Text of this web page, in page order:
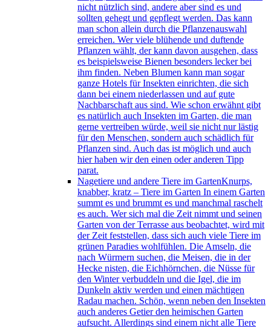
nicht nützlich sind, andere aber sind es und
sollten gehegt und gepflegt werden. Das kann
man schon allein durch die Pflanzenauswahl
erreichen. Wer viele blühende und duftende
Pflanzen wählt, der kann davon ausgehen, dass
es beispielsweise Bienen besonders lecker bei
ihm finden. Neben Blumen kann man sogar
ganze Hotels für Insekten einrichten, die sich
dann bei einem niederlassen und auf gute
Nachbarschaft aus sind. Wie schon erwähnt gibt
es natürlich auch Insekten im Garten, die man
gerne vertreiben würde, weil sie nicht nur lästig
für den Menschen, sondern auch schädlich für
Pflanzen sind. Auch das ist möglich und auch
hier haben wir den einen oder anderen Tipp
parat.
Nagetiere und andere Tiere im GartenKnurps,
knabber, kratz – Tiere im Garten In einem Garten
summt es und brummt es und manchmal raschelt
es auch. Wer sich mal die Zeit nimmt und seinen
Garten von der Terrasse aus beobachtet, wird mit
der Zeit feststellen, dass sich auch viele Tiere im
grünen Paradies wohlfühlen. Die Amseln, die
nach Würmern suchen, die Meisen, die in der
Hecke nisten, die Eichhörnchen, die Nüsse für
den Winter verbuddeln und die Igel, die im
Dunkeln aktiv werden und einen mächtigen
Radau machen. Schön, wenn neben den Insekten
auch anderes Getier den heimischen Garten
aufsucht. Allerdings sind einem nicht alle Tiere